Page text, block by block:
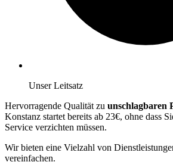
Unser Leitsatz
Hervorragende Qualität zu unschlagbaren
Konstanz startet bereits ab 23€, ohne dass
Service verzichten müssen.
Wir bieten eine Vielzahl von
vereinfachen.